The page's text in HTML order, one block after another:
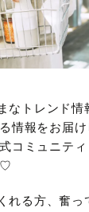
なトレンド情
情報をお届
コミュニテ
♡
れる方、奮っ